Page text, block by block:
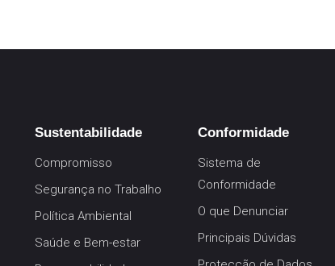
Sustentabilidade
Compromisso
Segurança no Trabalho
Política Ambiental
Saúde e Bem-estar
Conformidade
Sistema de
Conformidade
O que Denunciar
Principais Dúvidas